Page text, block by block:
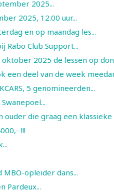
2025...
2025, 12.00 uur...
en op maandag les...
Rabo Club Support...
2025 de lessen op
een deel van de week
5 genomineerden...
die graag een klassieke
!!!
MBO-opleider dans...
Pardeux...